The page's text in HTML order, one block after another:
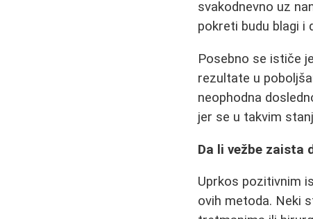
svakodnevno uz
pokreti budu blagi i
Posebno se ističe
rezultate u
neophodna
jer se u takvim
Da li vežbe zaista
Uprkos pozitivnim
ovih metoda. Neki